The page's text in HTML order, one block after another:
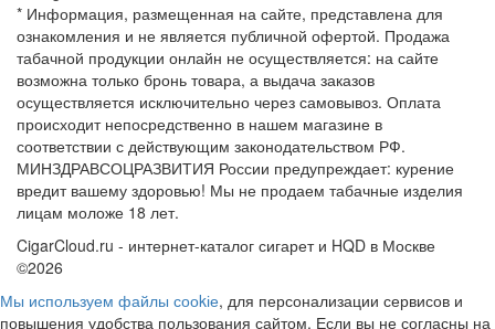
* Информация, размещенная на сайте, представлена для
ознакомления и не является публичной офертой. Продажа
табачной продукции онлайн не осуществляется: на сайте
возможна только бронь товара, а выдача заказов
осуществляется исключительно через самовывоз. Оплата
происходит непосредственно в нашем магазине в
соответствии с действующим законодательством РФ.
МИНЗДРАВСОЦРАЗВИТИЯ России предупреждает: курение
вредит вашему здоровью! Мы не продаем табачные изделия
лицам моложе 18 лет.
CigarCloud.ru - интернет-каталог сигарет и HQD в Москве
©2026
Мы используем файлы сооkіе, для персонализации сервисов и
повышения удобства пользования сайтом. Если вы не согласны на